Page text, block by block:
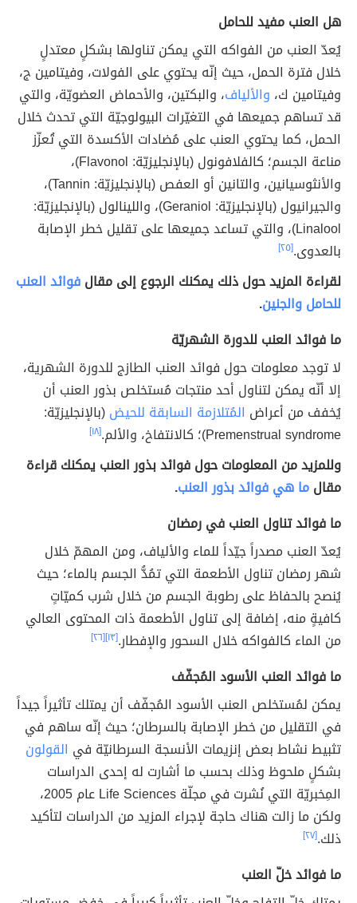
هل العنب مفيد للحامل
يُعدّ العنب من الفواكه التي يمكن تناولها بشكلٍ معتدلٍ
خلال فترة الحمل، حيث إنّه يحتوي على الفولات، وفيتامين ج،
وفيتامين ك، والألياف، والبكتين، والأحماض العضويّة، والتي
قد تساهم جميعها في التغيّرات البيولوجيّة التي تحدث خلال
الحمل، كما يحتوي العنب على مُضادات الأكسدة التي تُعزّز
مناعة الجسم؛ كالفلافونول (بالإنجليزيّة: Flavonol)،
والأنثوسيانين، والتانين أو العفص (بالإنجليزيّة: Tannin)،
والجيرانيول (بالإنجليزيّة: Geraniol)، واللينالول (بالإنجليزيّة:
Linalool)، والتي تساعد جميعها على تقليل خطر الإصابة
بالعدوى.[٢٥]
لقراءة المزيد حول ذلك يمكنك الرجوع إلى مقالفوائد العنب
للحامل والجنين.
ما فوائد العنب للدورة الشهريّة
لا توجد معلومات حول فوائد العنب الطازج للدورة الشهرية،
إلا أنّه يمكن لتناول أحد منتجات مُستخلص بذور العنب أن
يُخفف من أعراض المُتلازمة السابقة للحيض(بالإنجليزيّة:
Premenstrual syndrome)؛ كالانتفاخ، والألم.
[١٨]
وللمزيد من المعلومات حول فوائد بذور العنب يمكنك قراءة
مقالما هي فوائد بذور العنب.
ما فوائد تناول العنب في رمضان
يُعدّ العنب مصدراً جيّداً للماء والألياف، ومن المهمّ خلال
شهر رمضان تناول الأطعمة التي تمُدُّ الجسم بالماء؛ حيث
يُنصح بالحفاظ على رطوبة الجسم من خلال شرب كميّاتٍ
كافيةٍ منه، إضافة إلى تناول الأطعمة ذات المحتوى العالي
من الماء كالفواكه خلال السحور والإفطار.[١٣] [٢٦]
ما فوائد العنب الأسود المُجفّف
يمكن لمُستخلص العنب الأسود المُجفّف أن يمتلك تأثيراً جيداً
في التقليل من خطر الإصابة بالسرطان؛ حيث إنّه ساهم في
تثبيط نشاط بعض إنزيمات الأنسجة السرطانيّة في القولون
بشكلٍ ملحوظ وذلك بحسب ما أشارت له إحدى الدراسات
المِخبريّة التي نُشرت في مجلّة Life Sciences عام 2005،
ولكن ما زالت هناك حاجة لإجراء المزيد من الدراسات لتأكيد
ذلك.[٢٧]
ما فوائد خلّ العنب